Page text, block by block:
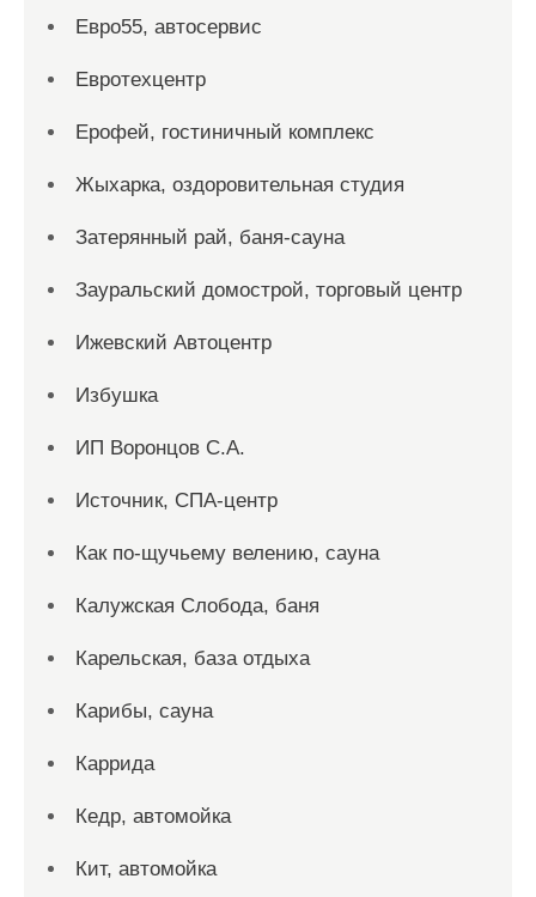
Евро55, автосервис
Евротехцентр
Ерофей, гостиничный комплекс
Жыхарка, оздоровительная студия
Затерянный рай, баня-сауна
Зауральский домострой, торговый центр
Ижевский Автоцентр
Избушка
ИП Воронцов С.А.
Источник, СПА-центр
Как по-щучьему велению, сауна
Калужская Слобода, баня
Карельская, база отдыха
Карибы, сауна
Каррида
Кедр, автомойка
Кит, автомойка